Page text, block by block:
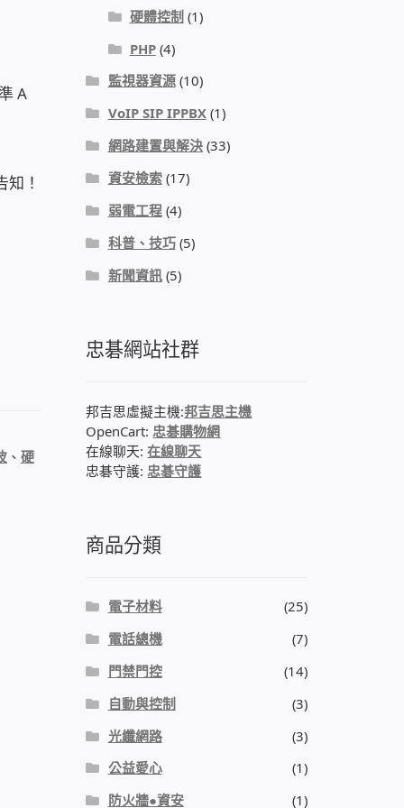
A
！
、 硬
硬體控制(1)
PHP(4)
監視器資源(10)
VoIP SIP IPPBX(1)
網路建置與解決(33)
資安檢索(17)
弱電工程(4)
科普、技巧(5)
新聞資訊(5)
忠碁網站社群
邦吉思虛擬主機:邦吉思主機
OpenCart: 忠碁購物網
在線聊天:在線聊天
忠碁守護: 忠碁守護
商品分類
電子材料
(25)
電話總機
(7)
門禁門控
(14)
自動與控制
(3)
光纖網路
(3)
公益愛心
(1)
防火牆●資安
(1)